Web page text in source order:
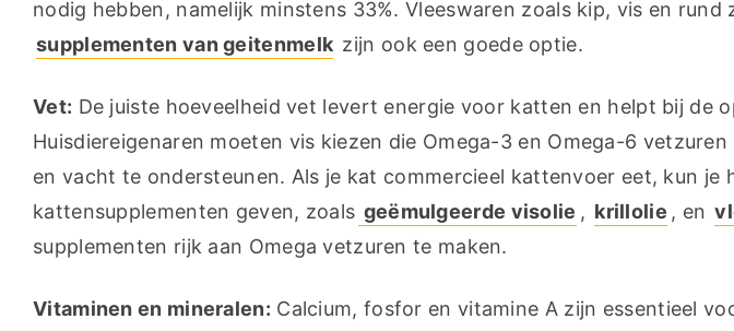
supplementen van geitenmelk zijn ook een goede optie.
Vet: De juiste hoeveelheid vet levert energie voor katten en helpt bij de
Huisdiereigenaren moeten vis kiezen die Omega-3 en Omega-6
en vacht te ondersteunen. Als je kat commercieel kattenvoer eet, kun je
kattensupplementen geven, zoals geëmulgeerde visolie , krillolie , en
supplementen rijk aan Omega vetzuren te maken.
Vitaminen en mineralen: Calcium, fosfor en vitamine A zijn essentieel